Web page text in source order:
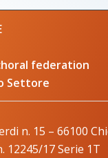
federation
Settore
n. 15 – 66100
12245/17 Serie 1T